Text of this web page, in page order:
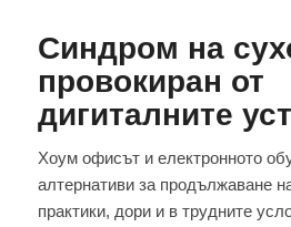
Синдром на
провокиран от
дигиталните
Хоум офисът и електронното
алтернативи за продължаване
практики, дори и в трудните